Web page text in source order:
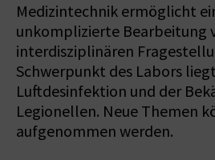
Medizintechnik ermöglicht
unkomplizierte Bearbeitung
interdisziplinären
Schwerpunkt des Labors
Luftdesinfektion und der
Legionellen. Neue Themen
aufgenommen werden.